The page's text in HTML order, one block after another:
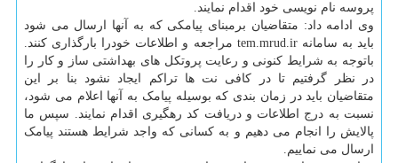
پروسه نام نویسی خود اقدام نمایند.
وی ادامه داد: متقاضیان برمبنای پیامکی که به آنها ارسال می شود
باید به سامانه tem.mrud.ir مراجعه و اطلاعات خودرا بارگذاری کنند.
باتوجه به شرایط کنونی و رعایت پروتکل های بهداشتی ساز و کار را
در نظر گرفتیم تا در کافی نت ها تراکم ایجاد نشود بنا بر این
متقاضیان باید در زمان بندی که بوسیله پیامک به آنها اعلام می شود،
نسبت به درج اطلاعات و دریافت کد رهگیری اقدام نمایند. سپس ما
پالایش را انجام می دهیم و به کسانی که واجد شرایط هستند پیامک
ارسال می نماییم.